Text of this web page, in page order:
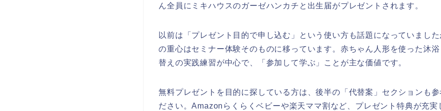
ん全員にミキハウスのガーゼハンカチと出生届がプレゼントされます。
以前は「プレゼント目的で申し込む」という使い方も話題になっていまし
の重心はセミナー体験そのものに移っています。赤ちゃん人形を使った沐
替えの実践練習が中心で、「参加して学ぶ」ことが主な価値です。
無料プレゼントを目的に探している方は、後半の「代替案」セクションも
ださい。Amazonらくらくベビーや楽天ママ割など、プレゼント特典が充実